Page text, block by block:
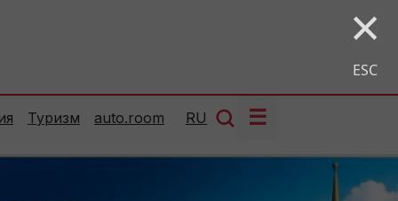
×
ESC
Туризм auto.room RU ☰